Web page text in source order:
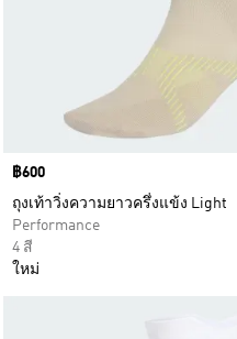
Price
฿600
ถุงเท้าวิ่งความยาวครึ่งแข้ง Light
Performance
4 สี
ใหม่